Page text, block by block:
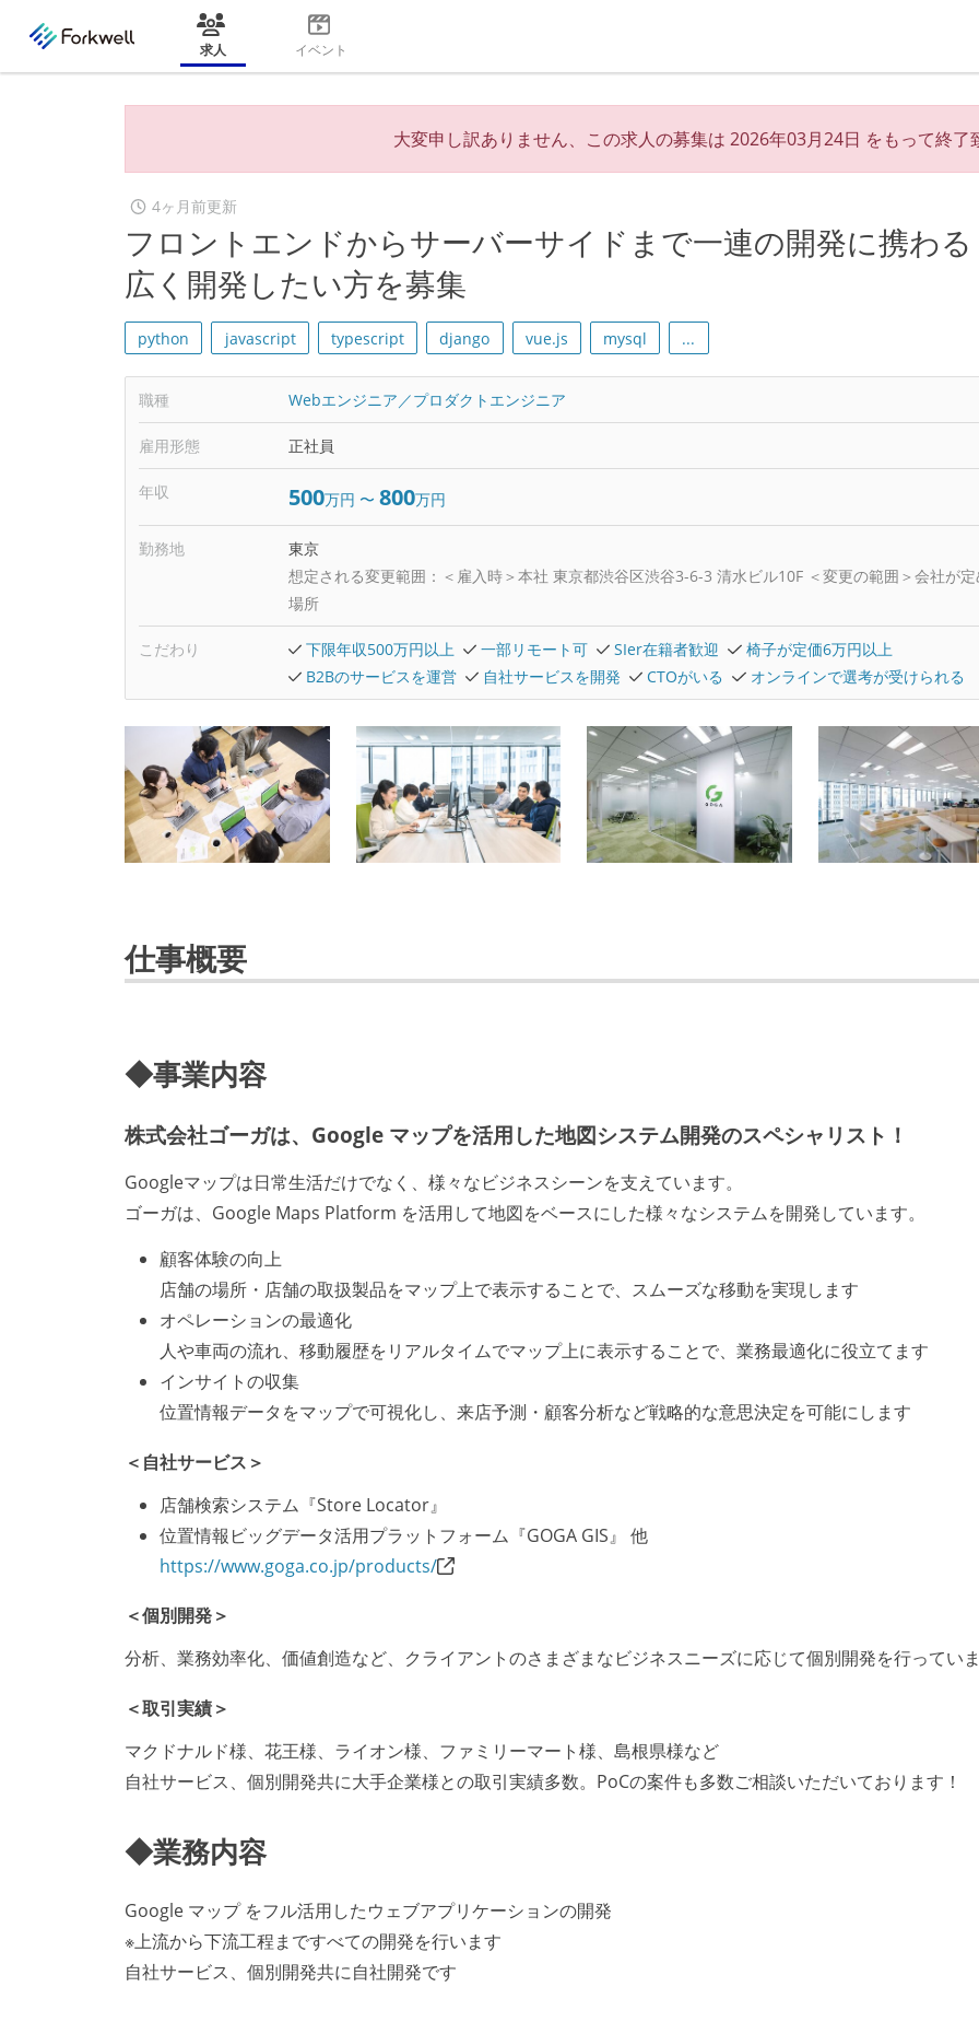
求人 イベント
大変申し訳ありません、この求人の募集は 2026年03月24日 をもって終了
4ヶ月前更新
フロントエンドからサーバーサイドまで一連の開発に携わる
広く開発したい方を募集
python javascript typescript django vue.js mysql ...
職種 Webエンジニア／プロダクトエンジニア
雇用形態 正社員
年収 500万円 〜 800万円
勤務地
東京
想定される変更範囲： ＜雇入時＞本社 東京都渋谷区渋谷3-6-3 清水ビル10F ＜変更の範囲＞会社が
場所
こだわり 下限年収500万円以上 一部リモート可 SIer在籍者歓迎
椅子が定価6万円以上
B2Bのサービスを運営
自社サービスを開発 CTOがいる オンラインで選考が受けられる
仕事概要
◆事業内容
株式会社ゴーガは、Google マップを活用した地図システム開発のスペシャリスト！
Googleマップは日常生活だけでなく、様々なビジネスシーンを支えています。
ゴーガは、Google Maps Platform を活用して地図をベースにした様々なシステムを開発しています。
顧客体験の向上
店舗の場所・店舗の取扱製品をマップ上で表示することで、スムーズな移動を実現します
オペレーションの最適化
人や車両の流れ、移動履歴をリアルタイムでマップ上に表示することで、業務最適化に役立てます
インサイトの収集
位置情報データをマップで可視化し、来店予測・顧客分析など戦略的な意思決定を可能にします
＜自社サービス＞
店舗検索システム『Store Locator』
位置情報ビッグデータ活用プラットフォーム『GOGA GIS』 他
https://www.goga.co.jp/products/
＜個別開発＞
分析、業務効率化、価値創造など、クライアントのさまざまなビジネスニーズに応じて個別開発を行ってい
＜取引実績＞
マクドナルド様、花王様、ライオン様、ファミリーマート様、島根県様など
自社サービス、個別開発共に大手企業様との取引実績多数。PoCの案件も多数ご相談いただいております！
◆業務内容
Google マップ をフル活用したウェブアプリケーションの開発
※上流から下流工程まですべての開発を行います
自社サービス、個別開発共に自社開発です